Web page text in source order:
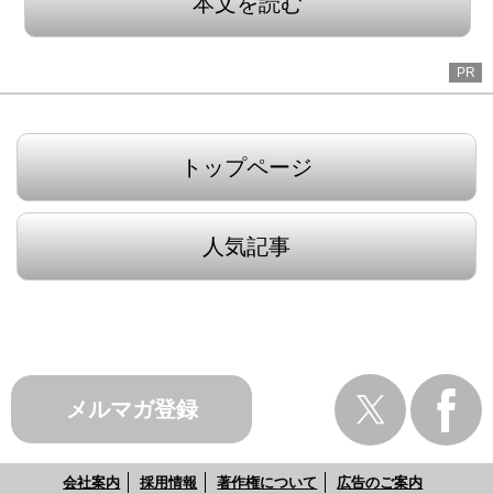
PR
トップページ
人気記事
メルマガ登録
会社案内 採用情報 著作権について 広告のご案内